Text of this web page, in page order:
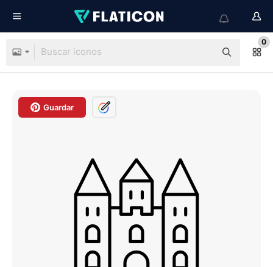
0
Guardar